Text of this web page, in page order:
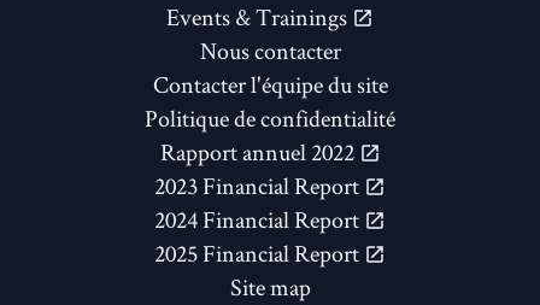
Events & Trainings
Nous contacter
Contacter l'équipe du site
Politique de confidentialité
Rapport annuel 2022
2023 Financial Report
2024 Financial Report
2025 Financial Report
Site map